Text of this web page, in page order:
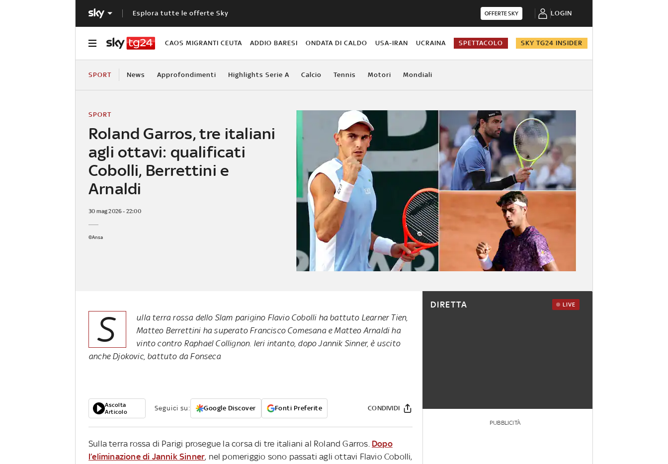
Esplora tutte le offerte Sky OFFERTE SKY LOGIN
CAOS MIGRANTI CEUTA ADDIO BARESI ONDATA DI CALDO USA-IRAN UCRAINA SPETTACOLO SKY TG24 INSIDER
SPORT News Approfondimenti Highlights Serie A Calcio Tennis Motori Mondiali
Roland Garros, tre italiani
agli ottavi: qualificati
Cobolli, Berrettini e
Arnaldi
SPORT
30 mag 2026 - 22:00
©Ansa
S
ulla terra rossa dello Slam parigino Flavio Cobolli ha battuto Learner Tien,
Matteo Berrettini ha superato Francisco Comesana e Matteo Arnaldi ha
vinto contro Raphael Collignon. Ieri intanto, dopo Jannik Sinner, è uscito
anche Djokovic, battuto da Fonseca
Ascolta
Articolo
Seguici su: Google Discover Fonti Preferite CONDIVIDI
Sulla terra rossa di Parigi prosegue la corsa di tre italiani al Roland Garros. Dopo
l’eliminazione di Jannik Sinner, nel pomeriggio sono passati agli ottavi Flavio Cobolli,
DIRETTA LIVE
PUBBLICITÀ